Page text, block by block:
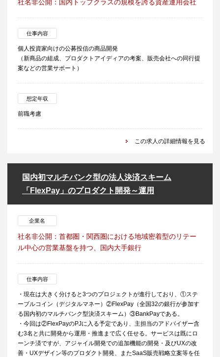
社名非公開：国内トップクラスの規模を誇る資産運用会社
仕事内容
個人投資家向けの公募投信の商品開発
（新商品の組成、プロダクトアイディアの考案、販売会社への同行提
案などの営業サポート）
想定年収
前職考慮
この求人の詳細情報を見る
国内初マルチバンク型の法人決済スキーム
「FlexPay」のプロダクト開発～運用
企業名
社名非公開：首都圏・関西圏における地域密着型のリテー
ル中心の営業基盤を持つ、国内大手銀行
仕事内容
・現在は大きく分けると3つのプロジェクトが進行しており、①ステ
ーブルコイン（デジタルマネー）②FlexPay（全国32の銀行が参加す
る国内初のマルチバンク型決済スキーム）③BankPayである。
・今回は②FlexPayのPJに入る予定であり、主担当のアドバイザー含
む3名と共に開発から運用・推進まで広く任せる。サービスは既にロ
ーンチ済ですが、アジャイル開発での追加機能の開発・及びUXの改
善・UXデザイン等のプロダクト開発、またSaaS販売戦略立案等を任